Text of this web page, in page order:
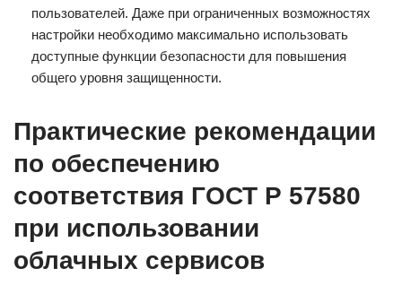
пользователей. Даже при ограниченных возможностях
настройки необходимо максимально использовать
доступные функции безопасности для повышения
общего уровня защищенности.
Практические рекомендации
по обеспечению
соответствия ГОСТ Р 57580
при использовании
облачных сервисов